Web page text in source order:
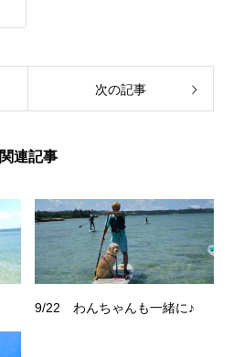
次の記事
関連記事
9/22 わんちゃんも一緒に♪